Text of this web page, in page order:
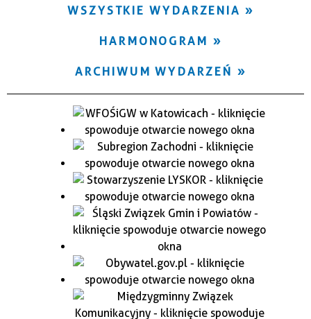
WSZYSTKIE WYDARZENIA
HARMONOGRAM
ARCHIWUM WYDARZEŃ